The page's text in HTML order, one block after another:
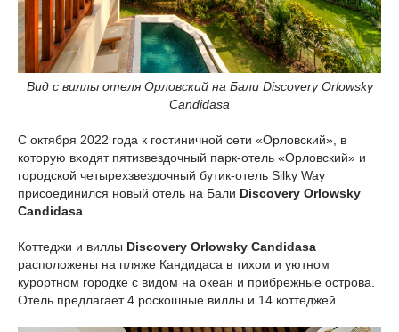
Вид с виллы отеля Орловский на Бали Discovery Orlowsky
Candidasa
С октября 2022 года к гостиничной сети «Орловский», в
которую входят пятизвездочный парк-отель «Орловский» и
городской четырехзвездочный бутик-отель Silky Way
присоединился новый отель на Бали Discovery Orlowsky
Candidasa
Коттеджи и виллы Discovery Orlowsky Candidasa
расположены на пляже Кандидаса в тихом и уютном
курортном городке с видом на океан и прибрежные острова.
Отель предлагает 4 роскошные виллы и 14 коттеджей.